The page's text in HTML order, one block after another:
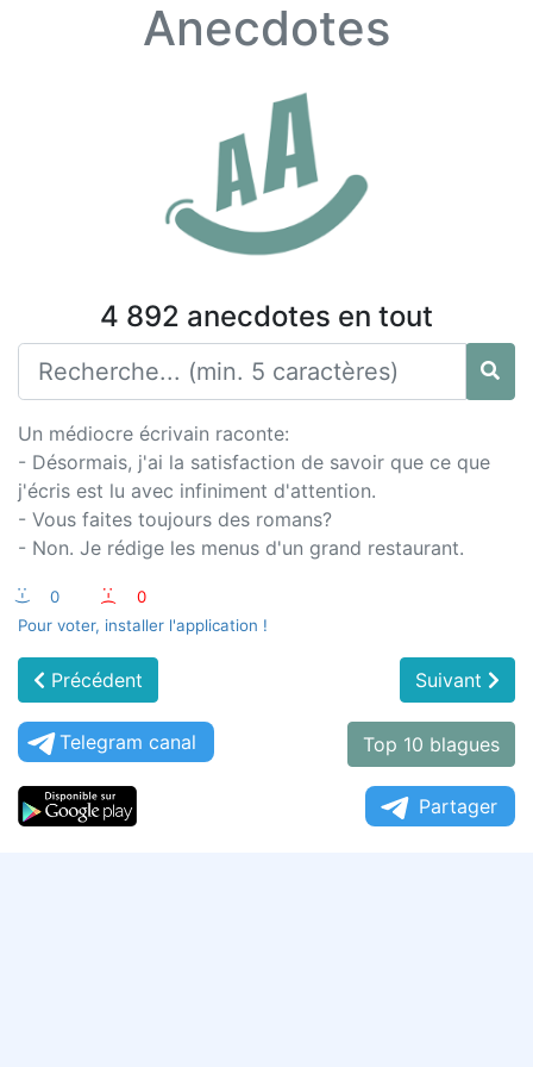
Anecdotes
4 892 anecdotes en tout
Un médiocre écrivain raconte:
- Désormais, j'ai la satisfaction de savoir que ce que
j'écris est lu avec infiniment d'attention.
- Vous faites toujours des romans?
- Non. Je rédige les menus d'un grand restaurant.
:-) 0 :-(
0
Pour voter, installer l'application !
Précédent Suivant
Telegram canal Top 10 blagues
Partager